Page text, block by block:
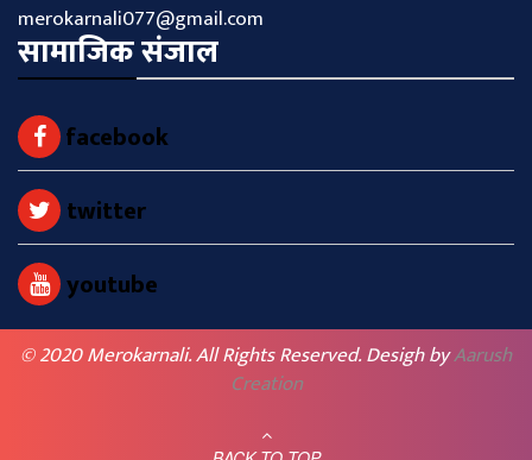
merokarnali077@gmail.com
सामाजिक संजाल
facebook
twitter
youtube
© 2020 Merokarnali. All Rights Reserved. Desigh byAarush
Creation